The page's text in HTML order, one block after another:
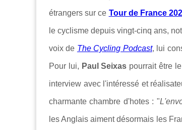
étrangers sur ce Tour de France
le cyclisme depuis vingt-cinq ans,
voix de The Cycling Podcast, lui
Pour lui, Paul Seixas pourrait être
interview avec l'intéressé et
charmante chambre d'hotes : "
les Anglais aiment désormais les